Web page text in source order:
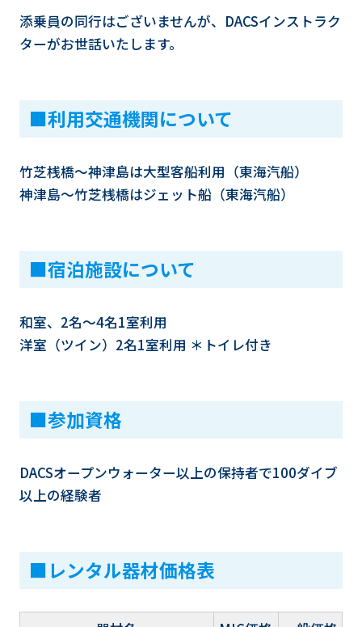
添乗員の同行はございませんが、DACSインストラク
ターがお世話いたします。
■利用交通機関について
竹芝桟橋～神津島は大型客船利用（東海汽船）
神津島～竹芝桟橋はジェット船（東海汽船）
■宿泊施設について
和室、2名～4名1室利用
洋室（ツイン）2名1室利用 ＊トイレ付き
■参加資格
DACSオープンウォーター以上の保持者で100ダイブ
以上の経験者
■レンタル器材価格表